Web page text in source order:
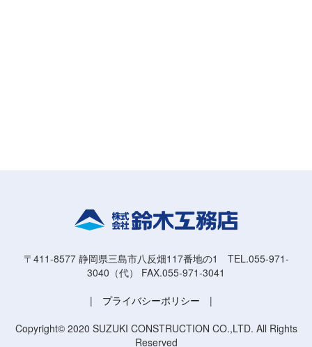
〒411-8577 静岡県三島市八反畑117番地の1 TEL.055-971-
3040（代） FAX.055-971-3041
| プライバシーポリシー |
Copyright© 2020 SUZUKI CONSTRUCTION CO.,LTD. All Rights
Reserved